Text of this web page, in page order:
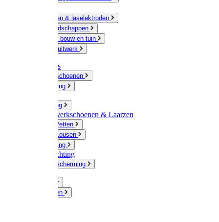
Slijpschijven & laselektroden
Handgereedschappen
IJzerwaren bouw en tuin
Hang en sluitwerk
Disposables
Werkhandschoenen
Regenkleding
Werkkleding
Wandel-/ Werkschoenen & Laarzen
Hoeden / Petten
Sokken / Kousen
Winterkleding
Winkelinrichting
Gelaatsbescherming
Knaagdieren